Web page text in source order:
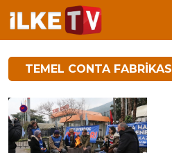
TEMEL CONTA FABRIKASI